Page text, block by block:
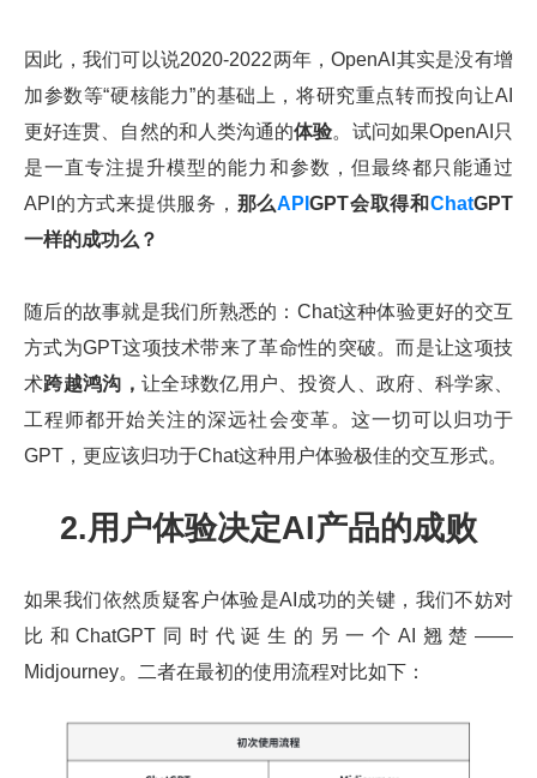
因此，我们可以说2020-2022两年，OpenAI其实是没有增
加参数等“硬核能力”的基础上，将研究重点转而投向让AI
更好连贯、自然的和人类沟通的体验。试问如果OpenAI只
是一直专注提升模型的能力和参数，但最终都只能通过
API的方式来提供服务， 那么APIGPT会取得和ChatGPT
一样的成功么？
随后的故事就是我们所熟悉的：Chat这种体验更好的交互
方式为GPT这项技术带来了革命性的突破。而是让这项技
术跨越鸿沟，让全球数亿用户、投资人、政府、科学家、
工程师都开始关注的深远社会变革。这一切可以归功于
GPT，更应该归功于Chat这种用户体验极佳的交互形式。
2.用户体验决定AI产品的成败
如果我们依然质疑客户体验是AI成功的关键，我们不妨对
比和ChatGPT同时代诞生的另一个AI翘楚——
Midjourney。二者在最初的使用流程对比如下：